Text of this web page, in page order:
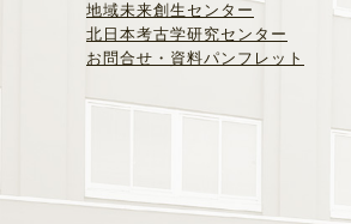
地域未来創生センター
北日本考古学研究センター
お問合せ・資料パンフレット